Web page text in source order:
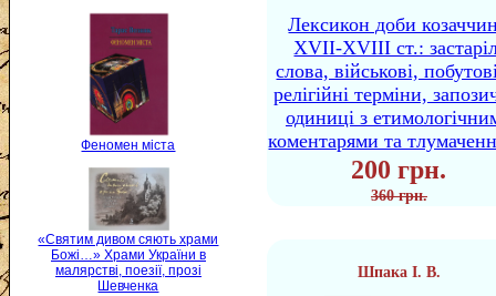
Феномен міста
«Святим дивом сяють храми
Божі…» Храми України в
малярстві, поезії, прозі
Шевченка
Лексикон доби
XVII-XVIII ст.:
слова, військові,
релігійні терміни,
одиниці з
коментарями та
200 грн.
360 грн.
Шпака І. В.